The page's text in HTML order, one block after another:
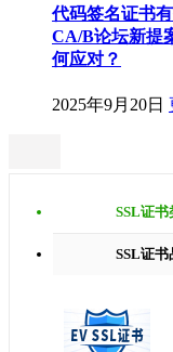
代码签名证书
CA/B论坛新提
何应对？
2025年9月20日
SSL证书
SSL证书